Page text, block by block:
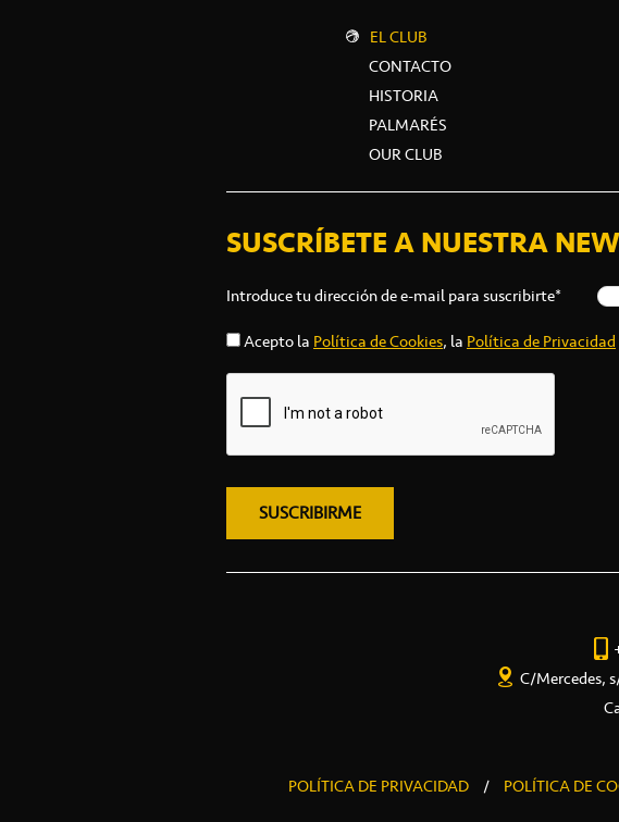
EL CLUB
CONTACTO
HISTORIA
PALMARÉS
OUR CLUB
SUSCRÍBETE A NUESTRA
Introduce tu dirección de e-mail para suscribirte*
Acepto la Política de Cookies, la Política de Privacidad
C/Mercedes,
POLÍTICA DE PRIVACIDAD / POLÍTICA DE